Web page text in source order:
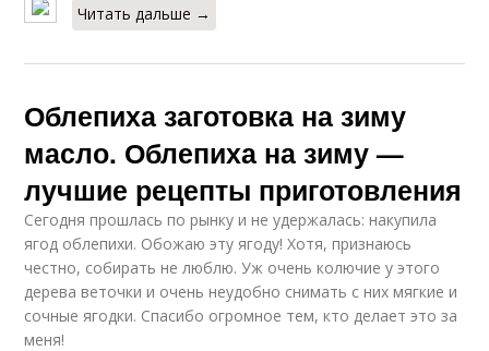
Читать дальше →
Облепиха заготовка на зиму
масло. Облепиха на зиму —
лучшие рецепты приготовления
Сегодня прошлась по рынку и не удержалась: накупила
ягод облепихи. Обожаю эту ягоду! Хотя, признаюсь
честно, собирать не люблю. Уж очень колючие у этого
дерева веточки и очень неудобно снимать с них мягкие и
сочные ягодки. Спасибо огромное тем, кто делает это за
меня!